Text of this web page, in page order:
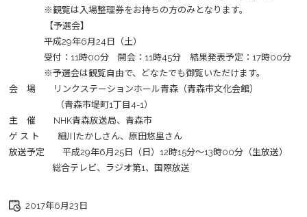
※観覧は入場整理券をお持ちの方のみとなります。
【予選会】
平成29年6月24日（土）
受付：11時00分 開会：11時45分 結果発表予定：17時00分
※予選会は観覧自由で、どなたでも御覧いただけます。
会 場 リンクステーションホール青森（青森市文化会館）
（青森市堤町1丁目4-1）
主 催 NHK青森放送局、青森市
ゲ ス ト 細川たかしさん、原田悠里さん
放送予定 平成29年6月25日（日）12時15分～13時00分（生放送）
総合テレビ、ラジオ第1、国際放送
2017年6月23日